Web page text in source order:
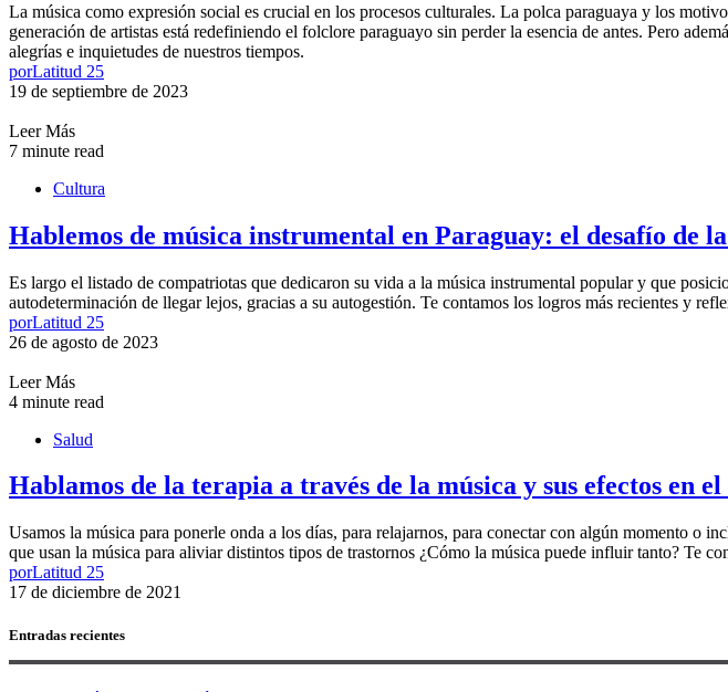
La música como expresión social es crucial en los procesos culturales. La polca paraguaya y los
generación de artistas está redefiniendo el folclore paraguayo sin perder la esencia de antes. Pero
alegrías e inquietudes de nuestros tiempos.
porLatitud 25
19 de septiembre de 2023
Leer Más
7 minute read
Cultura
Hablemos de música instrumental en Paraguay: el desafío de
Es largo el listado de compatriotas que dedicaron su vida a la música instrumental popular y que
autodeterminación de llegar lejos, gracias a su autogestión. Te contamos los logros más recientes y
porLatitud 25
26 de agosto de 2023
Leer Más
4 minute read
Salud
Hablamos de la terapia a través de la música y sus efectos en
Usamos la música para ponerle onda a los días, para relajarnos, para conectar con algún momento o
que usan la música para aliviar distintos tipos de trastornos ¿Cómo la música puede influir tanto? Te
porLatitud 25
17 de diciembre de 2021
Entradas recientes